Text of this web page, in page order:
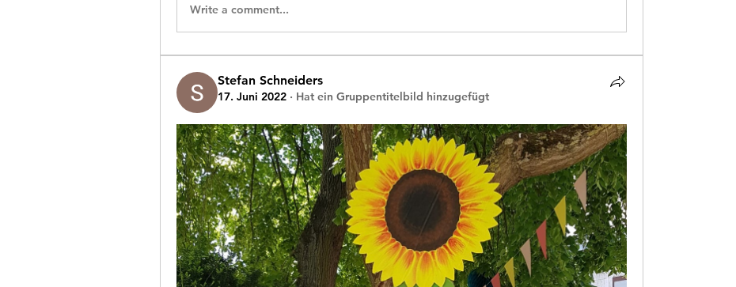
Write a comment...
Stefan Schneiders
17. Juni 2022 · Hat ein Gruppentitelbild hinzugefügt